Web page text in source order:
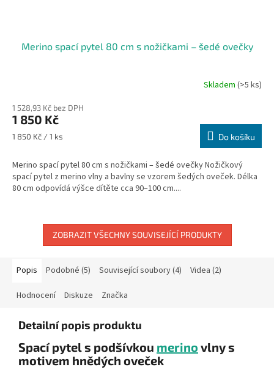
Merino spací pytel 80 cm s nožičkami – šedé ovečky
Skladem (>5 ks)
1 528,93 Kč bez DPH
1 850 Kč
Měrná
1 850 Kč / 1 ks Do košíku
Merino spací pytel 80 cm s nožičkami – šedé ovečky Nožičkový
spací pytel z merino vlny a bavlny se vzorem šedých oveček. Délka
80 cm odpovídá výšce dítěte cca 90–100 cm....
ZOBRAZIT VŠECHNY SOUVISEJÍCÍ PRODUKTY
Popis Podobné (5) Související soubory (4) Videa (2)
Hodnocení Diskuze Značka
Detailní popis produktu
Spací pytel s podšívkou merino vlny s
motivem hnědých oveček